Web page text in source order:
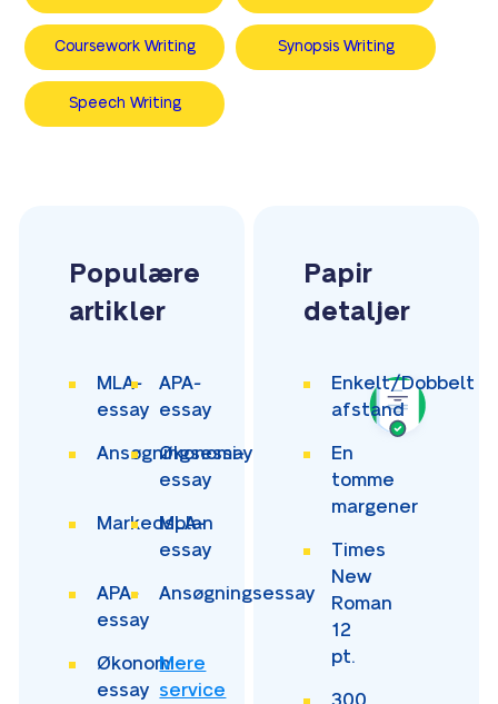
Сoursework Writing Synopsis Writing
Speech Writing
Populære
artikler
MLA-
essay
APA-
essay
Ansøgningsessay
Økonomi-
essay
Markedsplan
MLA-
essay
APA-
essay
Ansøgningsessay
Økonomi-
essay
Mere
service
Papir
detaljer
Enkelt/Dobbelt
afstand
En
tomme
margener
Times
New
Roman
12
pt.